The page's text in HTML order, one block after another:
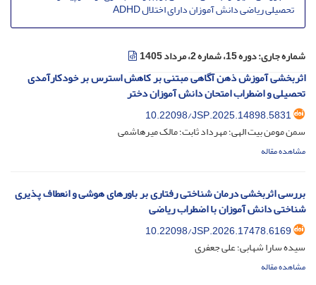
تحصیلی ریاضی دانش آموزان دارای اختلال ADHD
شماره جاری:دوره 15، شماره 2، مرداد 1405
اثربخشی آموزش ذهن آگاهی مبتنی بر کاهش استرس بر خودکارآمدی
تحصیلی و اضطراب امتحان دانش آموزان دختر
10.22098/JSP.2025.14898.5831
سمن مومن بیت الهی؛ مهرداد ثابت؛ مالک میرهاشمی
مشاهده مقاله
بررسی اثربخشی ‌درمان شناختی رفتاری بر باورهای هوشی و انعطاف پذیری
شناختی دانش آموزان با اضطراب ریاضی
10.22098/JSP.2026.17478.6169
سیده سارا شهابی؛ علی جعفری
مشاهده مقاله